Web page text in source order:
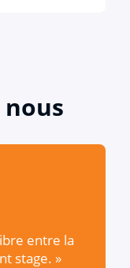
entre la
stage. »